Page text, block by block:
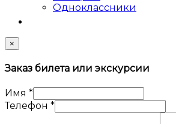
Одноклассники
×
Заказ билета или экскурсии
Имя *
Телефон *